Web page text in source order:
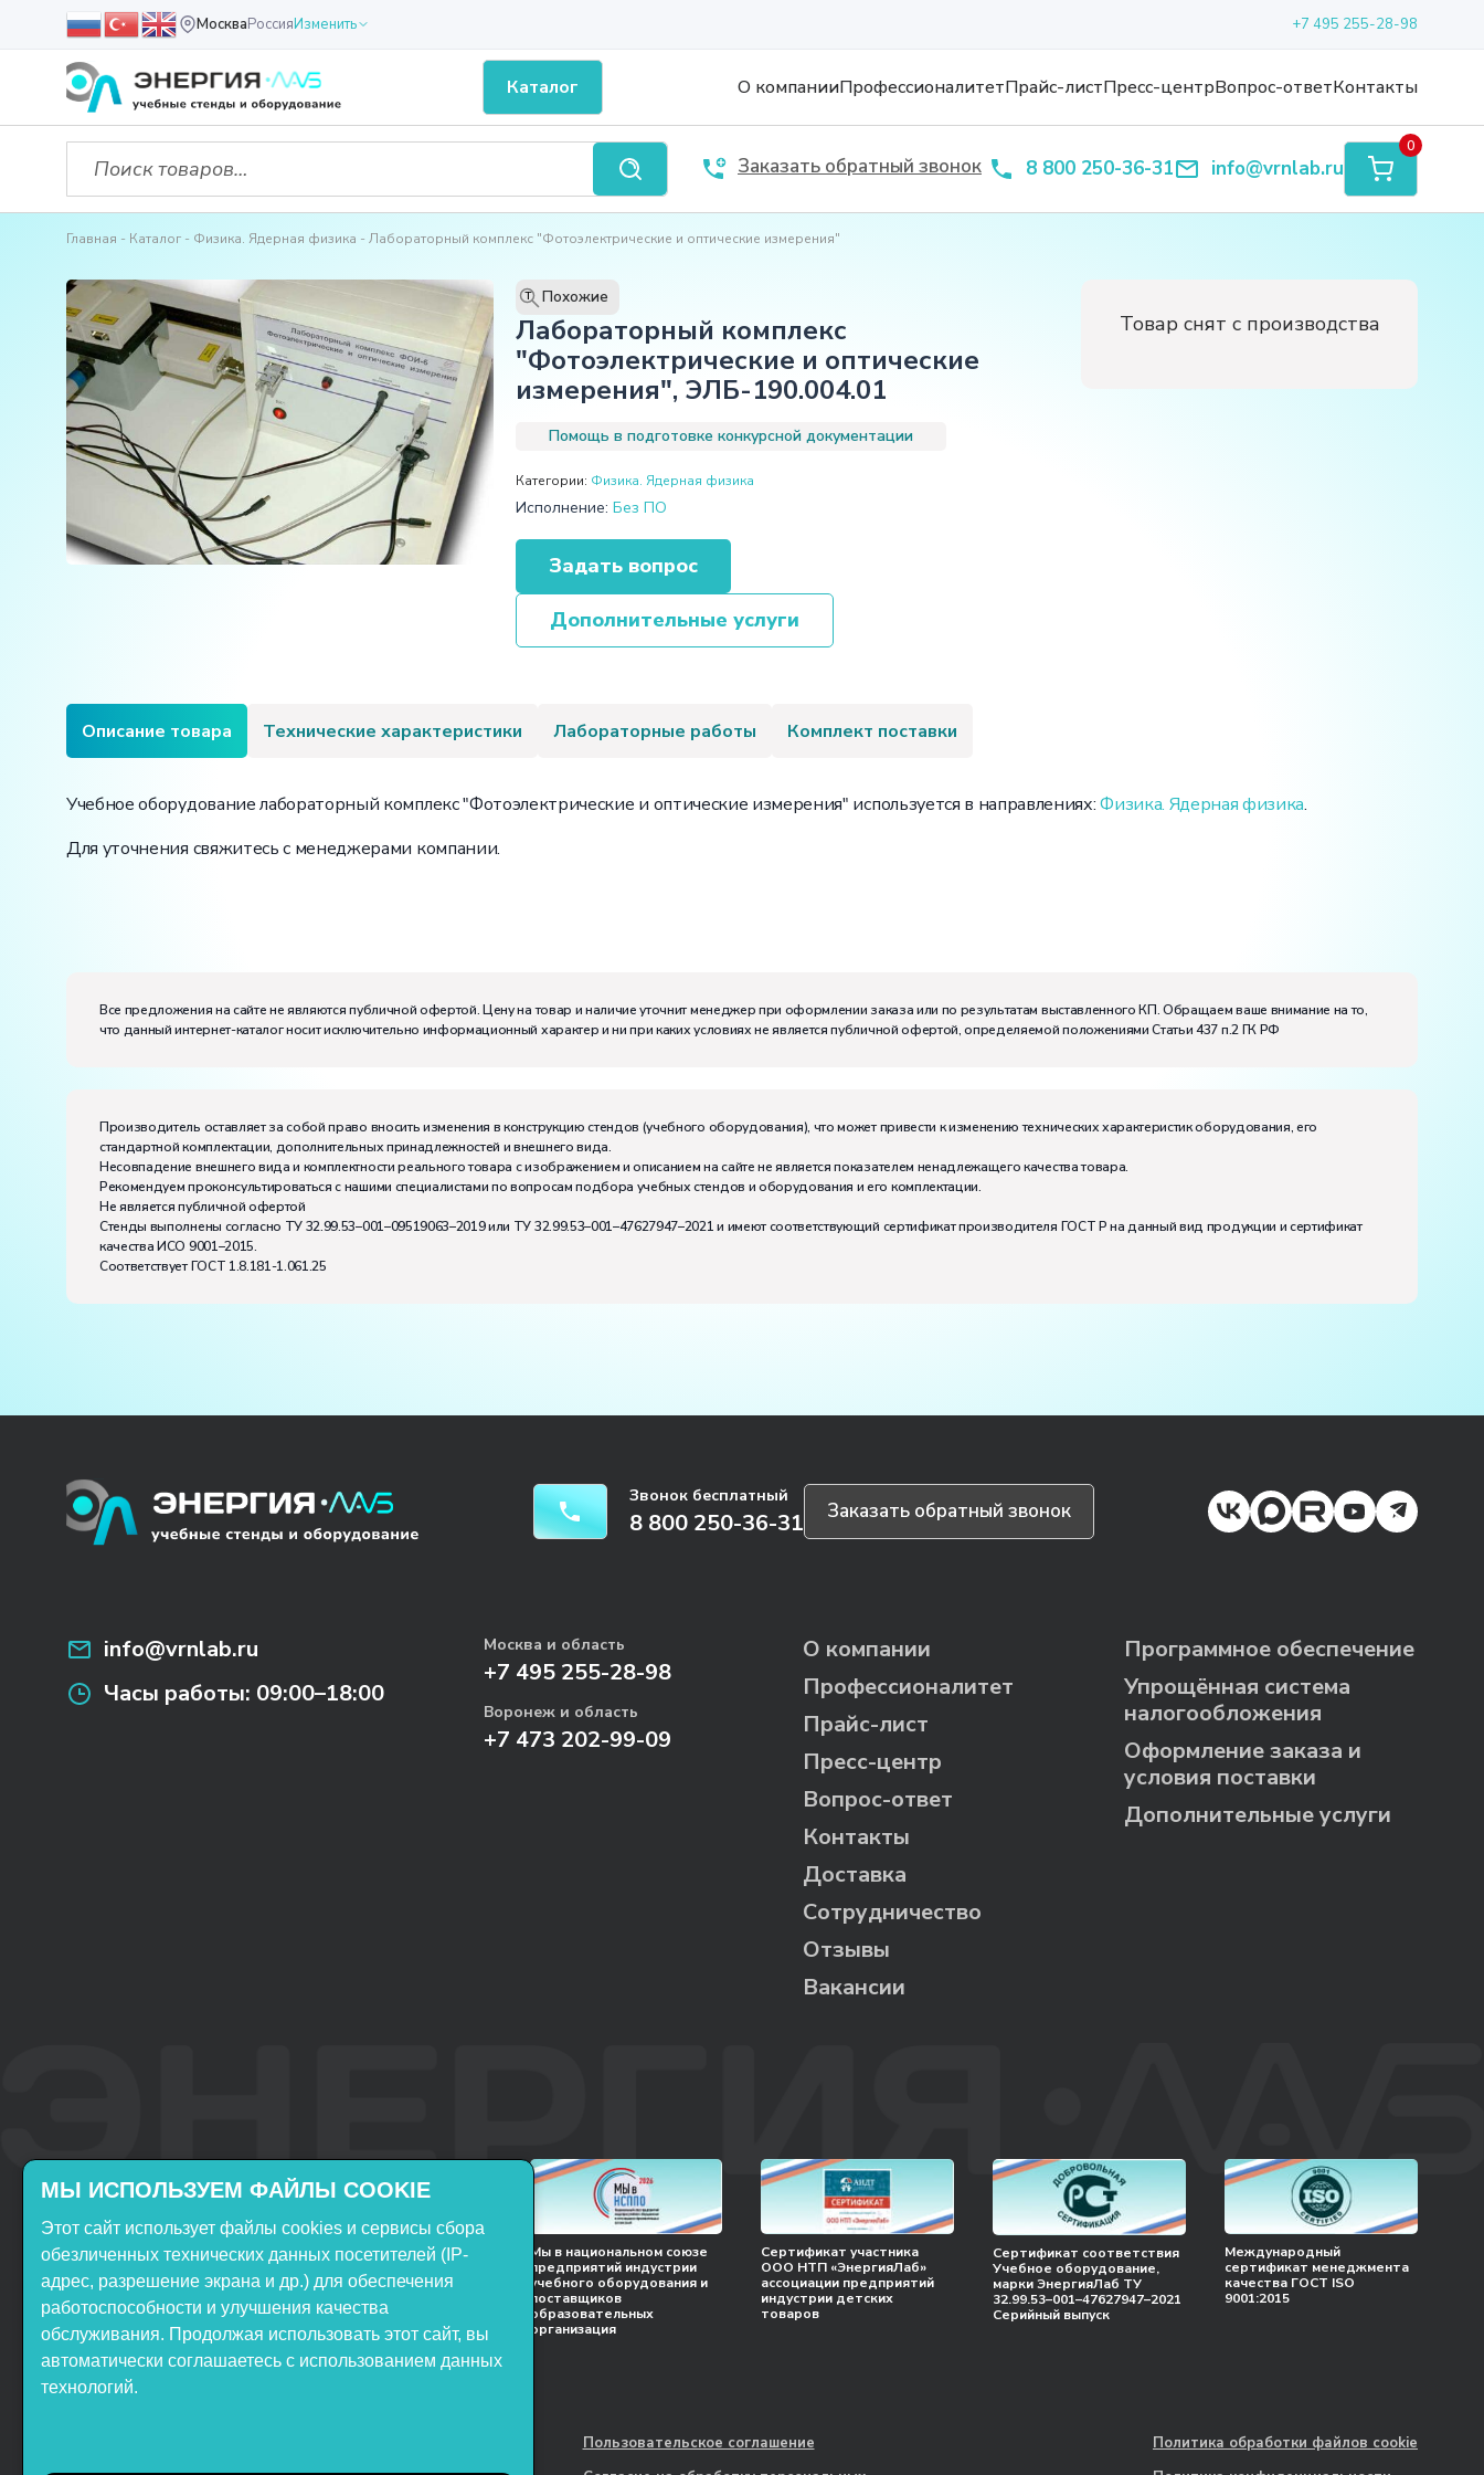
МоскваРоссияИзменить +7 495 255-28-98
Каталог О компанииПрофессионалитетПрайс-листПресс-центрВопрос-ответКонтакты
Заказать обратный звонок 8 800 250-36-31 info@vrnlab.ru
0
Главная Каталог Физика. Ядерная физика Лабораторный комплекс "Фотоэлектрические и оптические измерения"
T Похожие
Лабораторный комплекс
"Фотоэлектрические и оптические
измерения", ЭЛБ-190.004.01
Помощь в подготовке конкурсной документации
Категории: Физика. Ядерная физика
Исполнение: Без ПО
Задать вопрос
Дополнительные услуги
Товар снят с производства
Описание товара Технические характеристики Лабораторные работы Комплект поставки
Учебное оборудование лабораторный комплекс "Фотоэлектрические и оптические измерения" используется в направлениях:Физика. Ядерная физика.
Для уточнения свяжитесь с менеджерами компании.
Класс защиты от поражения электрическим током:I
Диапазон рабочих температур, ˚С:+10…+35
Все предложения на сайте не являются публичной офертой. Цену на товар и наличие уточнит менеджер при оформлении заказа или по результатам выставленного КП. Обращаем ваше внимание на то,
что данный интернет-каталог носит исключительно информационный характер и ни при каких условиях не является публичной офертой, определяемой положениями Статьи 437 п.2 ГК РФ
Производитель оставляет за собой право вносить изменения в конструкцию стендов (учебного оборудования), что может привести к изменению технических характеристик оборудования, его
стандартной комплектации, дополнительных принадлежностей и внешнего вида.
Несовпадение внешнего вида и комплектности реального товара с изображением и описанием на сайте не является показателем ненадлежащего качества товара.
Рекомендуем проконсультироваться с нашими специалистами по вопросам подбора учебных стендов и оборудования и его комплектации.
Не является публичной офертой
Стенды выполнены согласно ТУ 32.99.53–001–09519063–2019 или ТУ 32.99.53–001–47627947–2021 и имеют соответствующий сертификат производителя ГОСТ Р на данный вид продукции и сертификат
качества ИСО 9001–2015.
Соответствует ГОСТ 1.8.181-1.061.25
Звонок бесплатный
8 800 250-36-31 Заказать обратный звонок
info@vrnlab.ru
Часы работы: 09:00–18:00
Москва и область
+7 495 255-28-98
Воронеж и область
+7 473 202-99-09
О компании
Профессионалитет
Прайс-лист
Пресс-центр
Вопрос-ответ
Контакты
Доставка
Сотрудничество
Отзывы
Вакансии
Программное обеспечение
Упрощённая система
налогообложения
Оформление заказа и
условия поставки
Дополнительные услуги
Включён в реестр
Продукция НТП
«ЭнергияЛаб» включена в
реестр Минпромторга РФ
Мы в национальном союзе
предприятий индустрии
учебного оборудования и
поставщиков
образовательных
организация
Сертификат участника
ООО НТП «ЭнергияЛаб»
ассоциации предприятий
индустрии детских
товаров
Сертификат соответствия
Учебное оборудование,
марки ЭнергияЛаб ТУ
32.99.53–001–47627947–2021
Серийный выпуск
Международный
сертификат менеджмента
качества ГОСТ ISO
9001:2015
Пользовательское соглашение
Политика обработки файлов cookie
МЫ ИСПОЛЬЗУЕМ ФАЙЛЫ COOKIE
Этот сайт использует файлы cookies и сервисы сбора
обезличенных технических данных посетителей (IP-
адрес, разрешение экрана и др.) для обеспечения
работоспособности и улучшения качества
обслуживания. Продолжая использовать этот сайт, вы
автоматически соглашаетесь с использованием данных
технологий.